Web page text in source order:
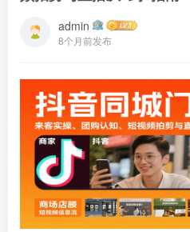
admin
8个月前发布